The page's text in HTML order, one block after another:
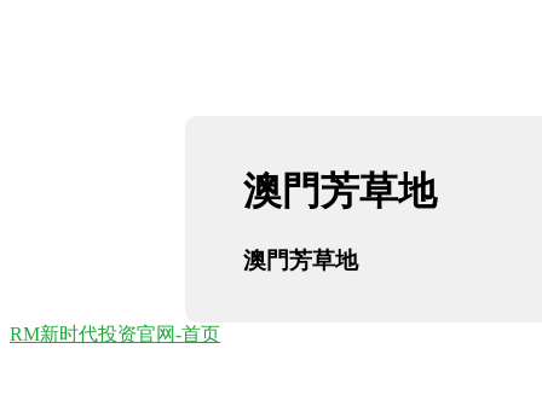
澳門芳草地
澳門芳草地
RM新时代投资官网-首页